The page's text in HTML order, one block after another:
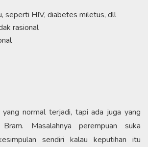
seperti HIV, diabetes miletus, dll
rasional
yang normal terjadi, tapi ada juga yang
Masalahnya perempuan suka
sendiri kalau keputihan itu